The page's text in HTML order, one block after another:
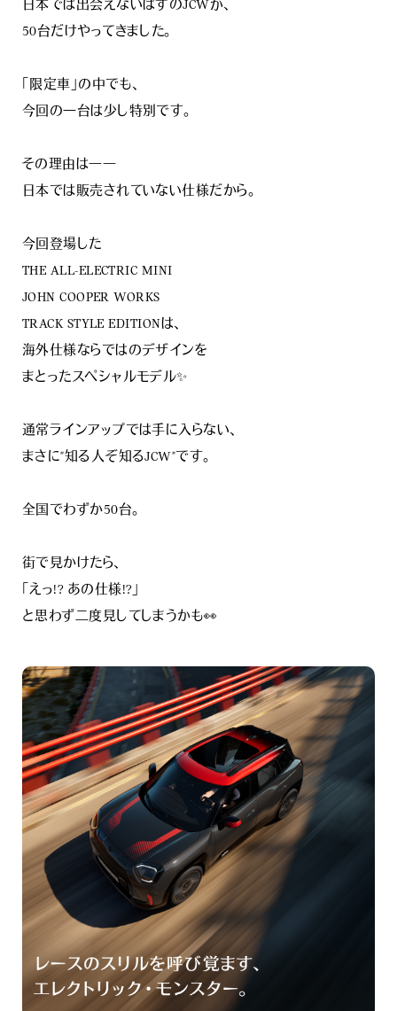
日本では出会えないはずのJCWが、
50台だけやってきました。
「限定車」の中でも、
今回の一台は少し特別です。
その理由は――
日本では販売されていない仕様だから。
今回登場した
THE ALL-ELECTRIC MINI
JOHN COOPER WORKS
TRACK STYLE EDITIONは、
海外仕様ならではのデザインを
まとったスペシャルモデル✨
通常ラインアップでは手に入らない、
まさに"知る人ぞ知るJCW"です。
全国でわずか50台。
街で見かけたら、
「えっ!? あの仕様!?」
と思わず二度見してしまうかも👀